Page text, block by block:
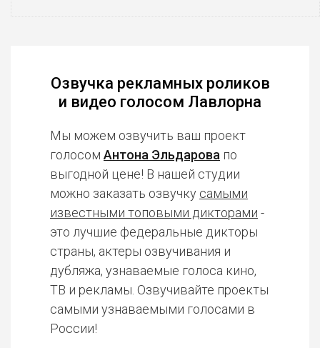
Озвучка рекламных роликов
и видео голосом Лавлорна
Мы можем озвучить ваш проект
голосом Антона Эльдарова по
выгодной цене! В нашей студии
можно заказать озвучку самыми
известными топовыми дикторами -
это лучшие федеральные дикторы
страны, актеры озвучивания и
дубляжа, узнаваемые голоса кино,
ТВ и рекламы. Озвучивайте проекты
самыми узнаваемыми голосами в
России!